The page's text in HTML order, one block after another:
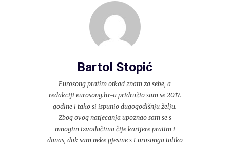
Bartol Stopić
Eurosong pratim otkad znam za sebe, a
redakciji eurosong.hr-a pridružio sam se 2017.
godine i tako si ispunio dugogodišnju želju.
Zbog ovog natjecanja upoznao sam se s
mnogim izvođačima čije karijere pratim i
danas, dok sam neke pjesme s Eurosonga toliko